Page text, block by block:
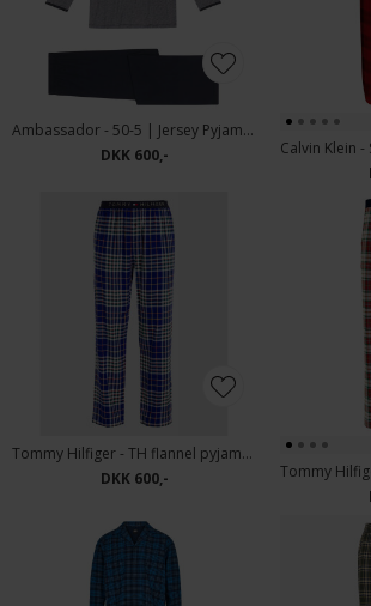
Ambassador - 50-5 | Jersey Pyjamas
DKK 600,-
Tommy Hilfiger - TH flannel pyjamas pants | Pyjamasbuks
DKK 600,-